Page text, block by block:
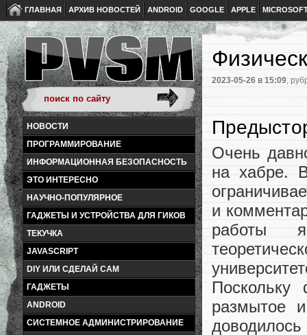
ГЛАВНАЯ АРХИВ НОВОСТЕЙ ANDROID GOOGLE APPLE
НОВОСТИ
ПРОГРАММИРОВАНИЕ
ИНФОРМАЦИОННАЯ БЕЗОПАСНОСТЬ
ЭТО ИНТЕРЕСНО
НАУЧНО-ПОПУЛЯРНОЕ
ГАДЖЕТЫ И УСТРОЙСТВА ДЛЯ ГИКОВ
ТЕКУЧКА
JAVASCRIPT
DIY ИЛИ СДЕЛАЙ САМ
ГАДЖЕТЫ
ANDROID
СИСТЕМНОЕ АДМИНИСТРИРОВАНИЕ
2023-05-26 в 15:09,
Очень
на хабре.
и
работы
Поскольку
размытое